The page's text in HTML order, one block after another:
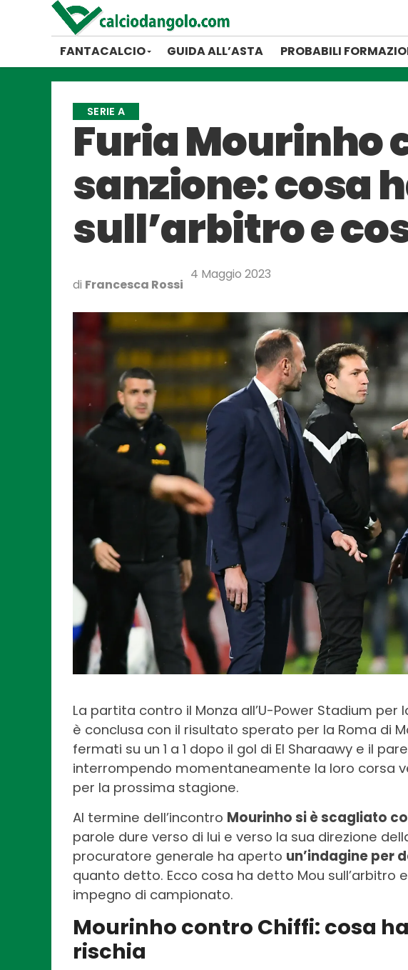
FANTACALCIO GUIDA ALL’ASTA PROBABILI
SERIE A
Furia Mourinho
sanzione: cosa
sull’arbitro e
di Francesca Rossi
4 Maggio 2023
La partita contro il Monza all’U-Power Stadium per
è conclusa con il risultato sperato per la Roma di
fermati su un 1 a 1 dopo il gol di El Sharaawy e il
interrompendo momentaneamente la loro corsa
per la prossima stagione.
Al termine dell’incontro Mourinho si è scagliato
parole dure verso di lui e verso la sua direzione
procuratore generale ha aperto un’indagine per
quanto detto. Ecco cosa ha detto Mou sull’arbitro
impegno di campionato.
Mourinho contro Chiffi: cosa
rischia